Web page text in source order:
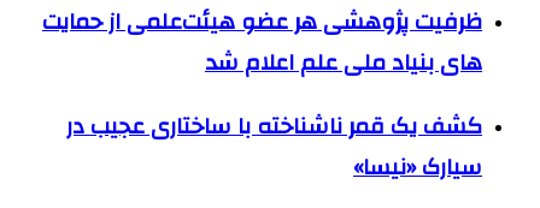
ظرفیت پژوهشی هر عضو هیئت‌علمی از حمایت
های بنیاد ملی علم اعلام شد
کشف یک قمر ناشناخته با ساختاری عجیب در
سیارک «نیسا»